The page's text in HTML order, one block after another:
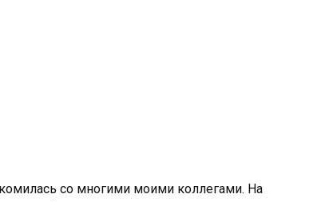
со многими моими коллегами. На